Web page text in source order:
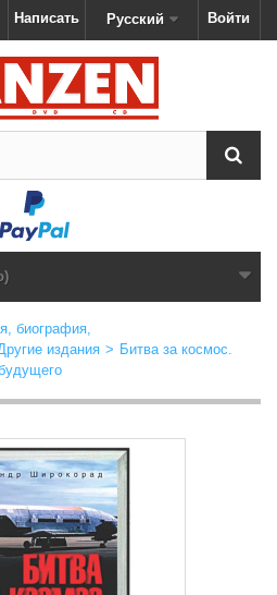
Войти
Русский
Написать
биография,
издания > Битва за космос.